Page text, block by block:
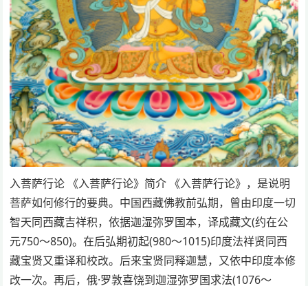
入菩萨行论 《入菩萨行论》简介 《入菩萨行论》，是说明
菩萨如何修行的要典。中国西藏佛教前弘期，曾由印度一切
智天同西藏吉祥积，依据迦湿弥罗国本，译成藏文(约在公
元750～850)。在后弘期初起(980～1015)印度法祥贤同西
藏宝贤又重译和校改。后来宝贤同释迦慧，又依中印度本修
改一次。再后，俄·罗敦喜饶到迦湿弥罗国求法(1076～